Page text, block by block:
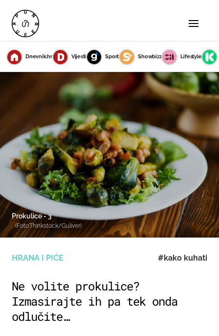
Dnevnik.hr Vijesti Sport Showbizz Lifestyle
HRANA I PIĆE #kako kuhati
Ne volite prokulice?
Izmasirajte ih pa tek onda
odlučite…
Prokulice - 3
(Foto:Thinkstock/Guliver)